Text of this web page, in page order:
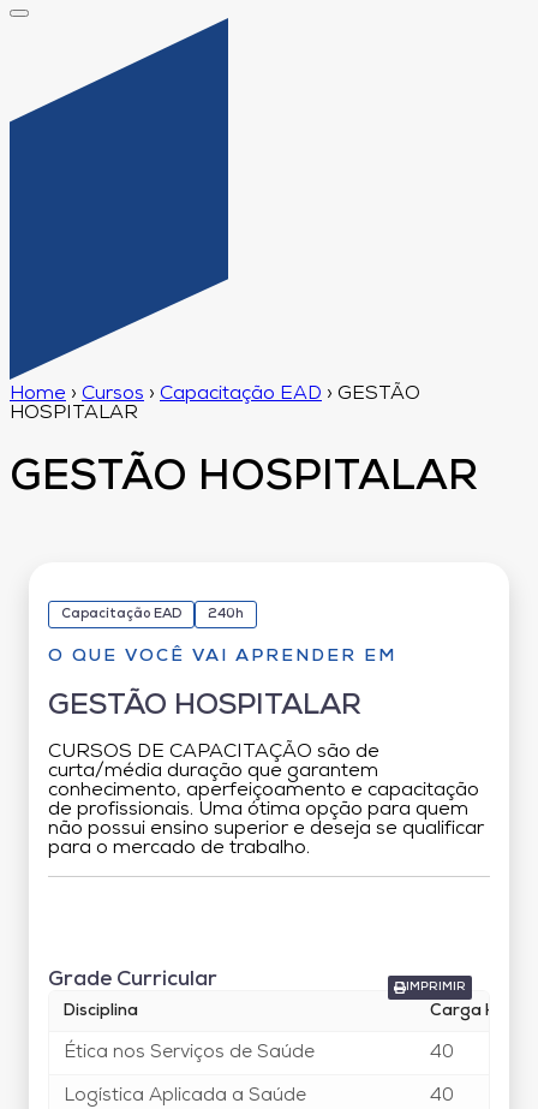
Home › Cursos › Capacitação EAD › GESTÃO
HOSPITALAR
GESTÃO HOSPITALAR
Capacitação EAD 240h
O QUE VOCÊ VAI APRENDER EM
GESTÃO HOSPITALAR
CURSOS DE CAPACITAÇÃO são de
curta/média duração que garantem
conhecimento, aperfeiçoamento e capacitação
de profissionais. Uma ótima opção para quem
não possui ensino superior e deseja se qualificar
para o mercado de trabalho.
IMPRIMIR
Grade Curricular
Disciplina Carga
Ética nos Serviços de Saúde 40
Logística Aplicada a Saúde 40